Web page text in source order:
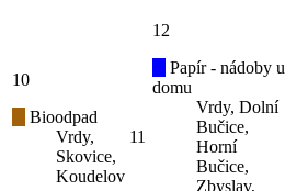
10
Bioodpad
Vrdy,
Skovice,
Koudelov
11
12
Papír - nádoby u
domu
Vrdy, Dolní
Bučice,
Horní
Bučice,
Zbyslav,